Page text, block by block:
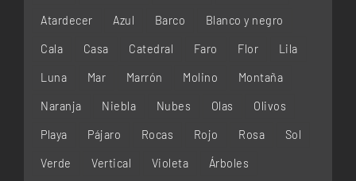
Atardecer Azul Barco Blanco y negro
Cala Casa Catedral Faro Flor Lila
Luna Mar Marrón Molino Montaña
Naranja Niebla Nubes Olas Olivos
Playa Pájaro Rocas Rojo Rosa Sol
Verde Vertical Violeta Árboles